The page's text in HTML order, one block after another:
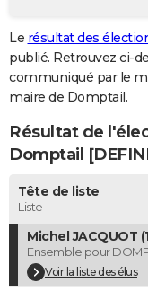
GUIDES D'ACHAT
BONS PLANS
CARTE DE VOEUX
Carte de Noël
Carte Bonne année
Carte Saint-Valentin
Carte Pâques
Carte d'anniversaire
DICTIONNAIRE
Dictionnaire
Biographies
Citations
Expressions
Proverbes
PROGRAMME TV
COPAINS D'AVANT
S'inscrire
Se connecter
Lycées
Collèges
Primaires
Universités
Entreprises
Service militaire
Avis de recherche
AVIS DE DÉCÈS
Le résultat des
publié. Retrouvez ci-
communiqué par le
maire de Domptail.
Résultat de
Domptail
Tête de liste
Liste
Michel JACQUOT
Ensemble pour
Voir la liste des élus